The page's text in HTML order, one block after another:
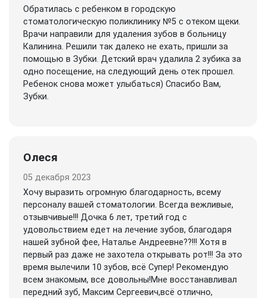
Обратилась с ребенком в городскую
стоматологическую поликлинику №5 с отеком щеки.
Врачи направили для удаления зубов в больницу
Калинина. Решили так далеко не ехать, пришли за
помощью в Зубки. Детский врач удалила 2 зубика за
одно посещение, на следующий день отек прошел.
Ребенок снова может улыбаться) Спасибо Вам,
Зубки.
Олеся
05 декабря 2023
Хочу выразить огромную благодарность, всему
персоналу вашей стоматологии. Всегда вежливые,
отзывчивые!!! Дочка 6 лет, третий год с
удовольствием едет на лечение зубов, благодаря
нашей зубной фее, Наталье Андреевне??!!! Хотя в
первый раз даже не захотела открывать рот!!! За это
время вылечили 10 зубов, всё Супер! Рекомендую
всем знакомым, все довольны!Мне восстанавливал
передний зуб, Максим Сергеевич,всё отлично,